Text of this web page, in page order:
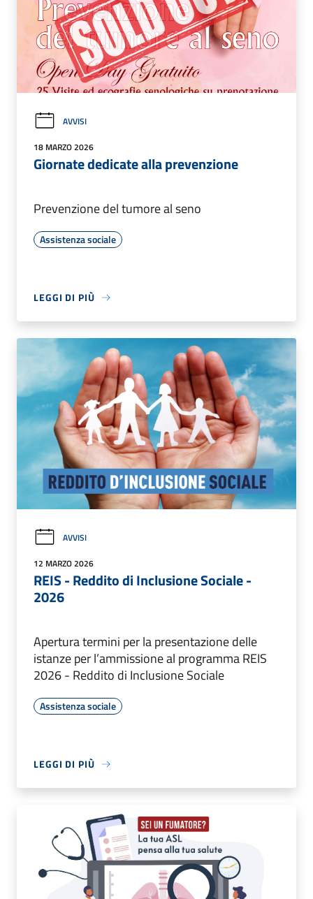
AVVISI
18 MARZO 2026
Giornate dedicate alla prevenzione
Prevenzione del tumore al seno
Assistenza sociale
LEGGI DI PIÙ
AVVISI
12 MARZO 2026
REIS - Reddito di Inclusione Sociale -
2026
Apertura termini per la presentazione delle
istanze per l’ammissione al programma REIS
2026 - Reddito di Inclusione Sociale
Assistenza sociale
LEGGI DI PIÙ